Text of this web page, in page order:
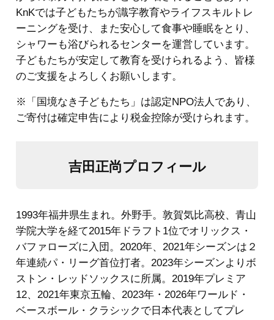
KnKでは子どもたちが識字教育やライフスキルトレ
ーニングを受け、また安心して食事や睡眠をとり、
シャワーも浴びられるセンターを運営しています。
子どもたちが安定して教育を受けられるよう、皆様
のご支援をよろしくお願いします。
※「国境なき子どもたち」は認定NPO法人であり、
ご寄付は確定申告により税金控除が受けられます。
吉田正尚プロフィール
1993年福井県生まれ。外野手。敦賀気比高校、青山
学院大学を経て2015年ドラフト1位でオリックス・
バファローズに入団。2020年、2021年シーズンは２
年連続パ・リーグ首位打者。2023年シーズンよりボ
ストン・レッドソックスに所属。2019年プレミア
12、2021年東京五輪、2023年・2026年ワールド・
ベースボール・クラシックで日本代表としてプレ